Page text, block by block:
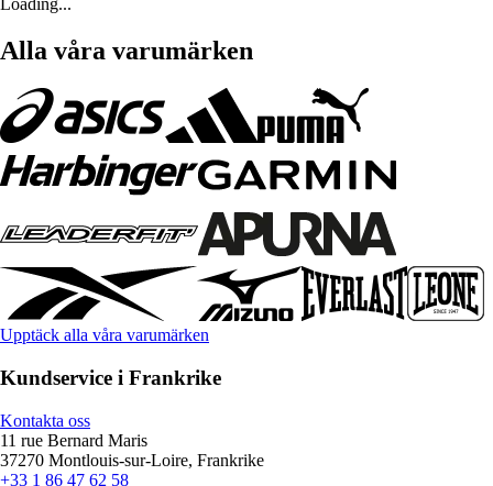
Loading...
Alla våra varumärken
Upptäck alla våra varumärken
Kundservice i Frankrike
Kontakta oss
11 rue Bernard Maris
37270 Montlouis-sur-Loire, Frankrike
+33 1 86 47 62 58